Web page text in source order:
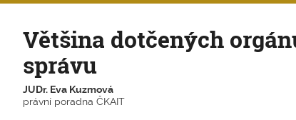
Většina dotčených
správu
JUDr. Eva Kuzmová
právní poradna ČKAIT